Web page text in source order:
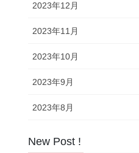
2023年12月
2023年11月
2023年10月
2023年9月
2023年8月
New Post !